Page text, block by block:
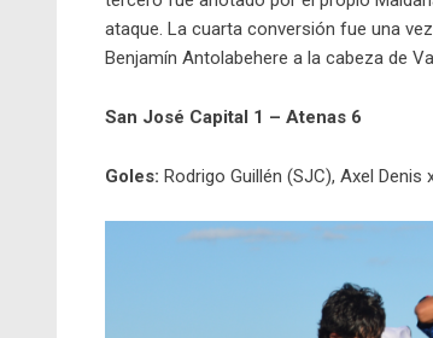
ataque. La cuarta conversión fue una
Benjamín Antolabehere a la cabeza de
San José Capital 1 – Atenas 6
Goles: Rodrigo Guillén (SJC), Axel